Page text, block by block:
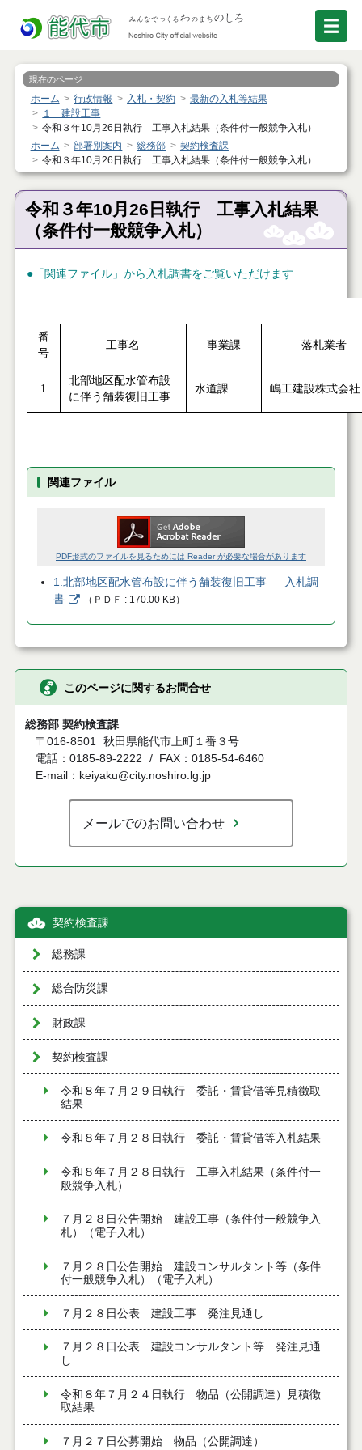
現在のページ
ホーム 行政情報 入札・契約
最新の入札等結果
１ 建設工事
令和３年10月26日執行 工事入札結果（条件付一般競争入札）
ホーム
部署別案内 総務部
契約検査課
令和３年10月26日執行 工事入札結果（条件付一般競争入札）
令和３年10月26日執行 工事入札結果
（条件付一般競争入札）
●「関連ファイル」から入札調書をご覧いただけます
番
号
工事名 事業課 落札業者
1
北部地区配水管布設
に伴う舗装復旧工事
水道課 嶋工建設株式会社
関連ファイル
PDF形式のファイルを見るためには Reader が必要な場合があります
1.北部地区配水管布設に伴う舗装復旧工事 入札調
書
（ ＰＤＦ 170.00 KB）
このページに関するお問合せ
総務部 契約検査課
〒016-8501 秋田県能代市上町１番３号
電話：0185-89-2222
FAX：0185-54-6460
E-mail：keiyaku@city.noshiro.lg.jp
メールでのお問い合わせ
契約検査課
総務課
総合防災課
財政課
契約検査課
令和８年７月２９日執行 委託・賃貸借等見積徴取
結果
令和８年７月２８日執行 委託・賃貸借等入札結果
令和８年７月２８日執行 工事入札結果（条件付一
般競争入札）
７月２８日公告開始 建設工事（条件付一般競争入
札）（電子入札）
７月２８日公告開始 建設コンサルタント等（条件
付一般競争入札）（電子入札）
７月２８日公表 建設工事 発注見通し
７月２８日公表 建設コンサルタント等 発注見通
し
令和８年７月２４日執行 物品（公開調達）見積徴
取結果
７月２７日公募開始 物品（公開調達）